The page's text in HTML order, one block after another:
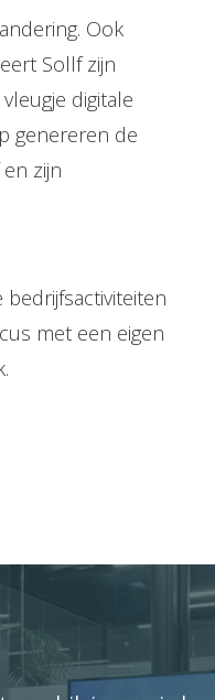
Ook
Sollf zijn
digitale
genereren de
zijn
met een eigen